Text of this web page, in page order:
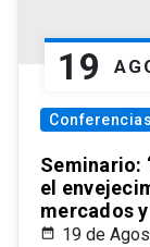
19
Conferencias
Seminario:
el
mercados
19 de